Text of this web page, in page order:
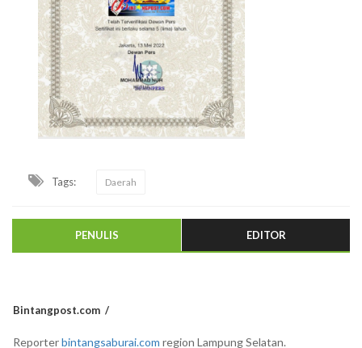
Tags: Daerah
PENULIS EDITOR
Bintangpost.com
Reporterbintangsaburai.com region Lampung Selatan.